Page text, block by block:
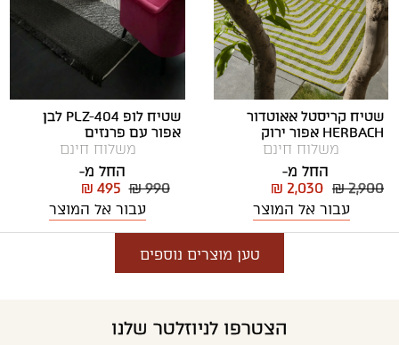
שטיח קריסטל אאוטדור
HERBACH אפור ירוק
משלוח חינם
החל מ-
₪ 2,900
₪ 2,030
עבור אל המוצר
שטיח לופ PLZ-404 לבן
אפור עם פרנזים
משלוח חינם
החל מ-
₪ 990
₪ 495
עבור אל המוצר
טען מוצרים נוספים
הצטרפו לניוזלטר שלנו